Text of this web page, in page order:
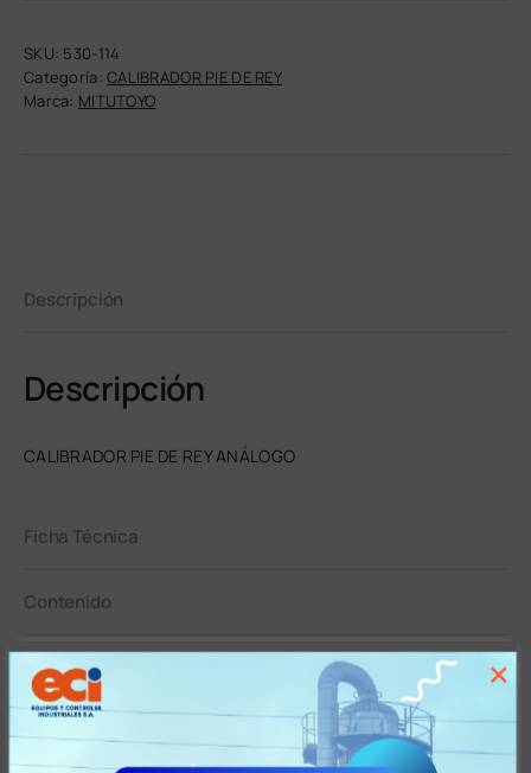
SKU: 530-114
Categoría:CALIBRADOR PIE DE REY
Marca: MITUTOYO
Descripción
Descripción
CALIBRADOR PIE DE REY ANÁLOGO
Ficha Técnica
Contenido
Garantía
Tiempos y Condiciones de Entrega
×